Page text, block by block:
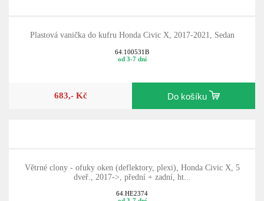
Plastová vanička do kufru Honda Civic X, 2017-2021, Sedan
64.100531B
od 3-7 dní
683,- Kč Do košíku
Větrné clony - ofuky oken (deflektory, plexi), Honda Civic X, 5
dveř., 2017->, přední + zadní, ht...
64.HE2374